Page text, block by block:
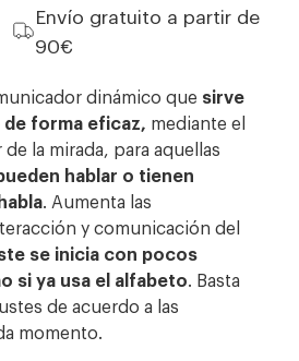
Envío gratuito a partir de
90€
dinámico que sirve
forma eficaz, mediante el
la mirada, para aquellas
hablar o tienen
. Aumenta las
y comunicación del
se inicia con pocos
si ya usa el alfabeto. Basta
de acuerdo a las
momento.